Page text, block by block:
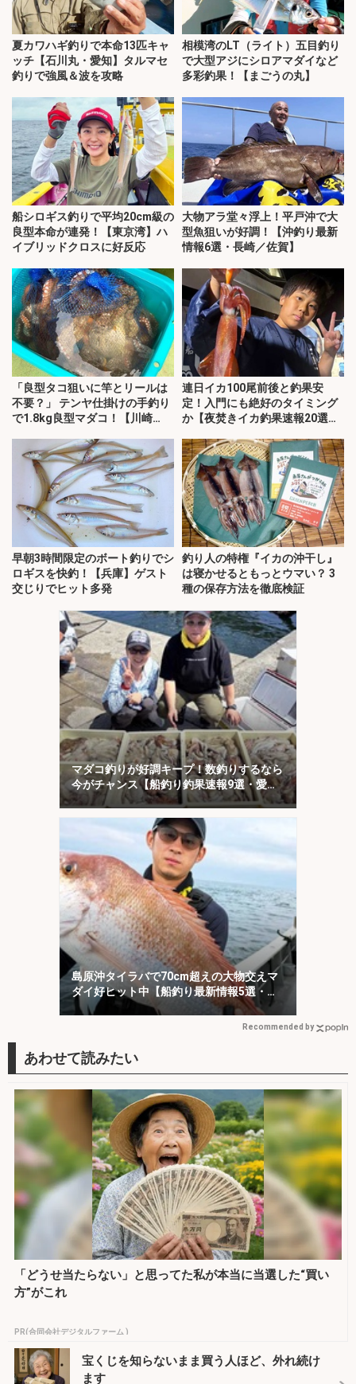
夏カワハギ釣りで本命13匹キャ
ッチ【石川丸・愛知】タルマセ
釣りで強風＆波を攻略
相模湾のLT（ライト）五目釣り
で大型アジにシロアマダイなど
多彩釣果！【まごうの丸】
船シロギス釣りで平均20cm級の
良型本命が連発！【東京湾】ハ
イブリッドクロスに好反応
大物アラ堂々浮上！平戸沖で大
型魚狙いが好調！【沖釣り最新
情報6選・長崎／佐賀】
「良型タコ狙いに竿とリールは
不要？」 テンヤ仕掛けの手釣り
で1.8kg良型マダコ！【川崎
連日イカ100尾前後と釣果安
定！入門にも絶好のタイミング
か【夜焚きイカ釣果速報20選・
早朝3時間限定のボート釣りでシ
ロギスを快釣！【兵庫】ゲスト
交じりでヒット多発
釣り人の特権『イカの沖干し』
は寝かせるともっとウマい？ 3
種の保存方法を徹底検証
マダコ釣りが好調キープ！数釣りするなら
今がチャンス【船釣り釣果速報9選・愛
知】
島原沖タイラバで70cm超えの大物交えマ
ダイ好ヒット中【船釣り最新情報5選・大
分／熊本】
Recommended by
「どうせ当たらない」と思ってた私が本当に当選した“買い
方”がこれ
PR(合同会社デジタルファーム )
宝くじを知らないまま買う人ほど、外れ続け
ます